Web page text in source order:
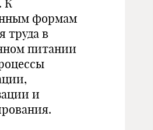
К
формам
труда в
питании
и